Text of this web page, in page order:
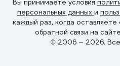
Вы принимаете условия
персональных данных и
каждый раз, когда
обратной связи на
© 2006 — 2026.